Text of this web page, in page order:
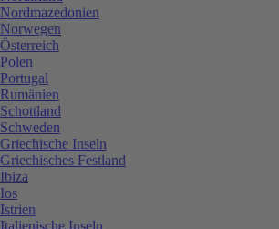
Nordmazedonien
Norwegen
Österreich
Polen
Portugal
Rumänien
Schottland
Schweden
Griechische Inseln
Griechisches Festland
Ibiza
Ios
Istrien
Italienische Inseln